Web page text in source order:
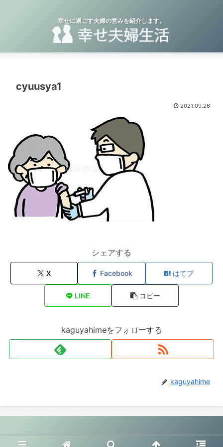
幸せに過ごす夫婦の営みを紹介します。
cyuusya1
2021.09.26
シェアする
X Facebook はてブ
LINE コピー
kaguyahimeをフォローする
kaguyahime